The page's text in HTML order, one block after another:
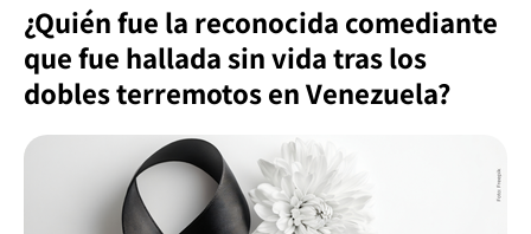
¿Quién fue la reconocida comediante
que fue hallada sin vida tras los
dobles terremotos en Venezuela?